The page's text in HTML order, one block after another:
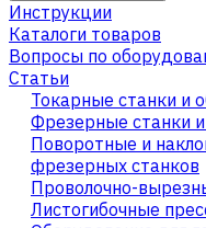
Инструкции
Каталоги товаров
Вопросы по
Статьи
Токарные станки
Фрезерные станки
Поворотные и
фрезерных станков
Проволочно-
Листогибочные